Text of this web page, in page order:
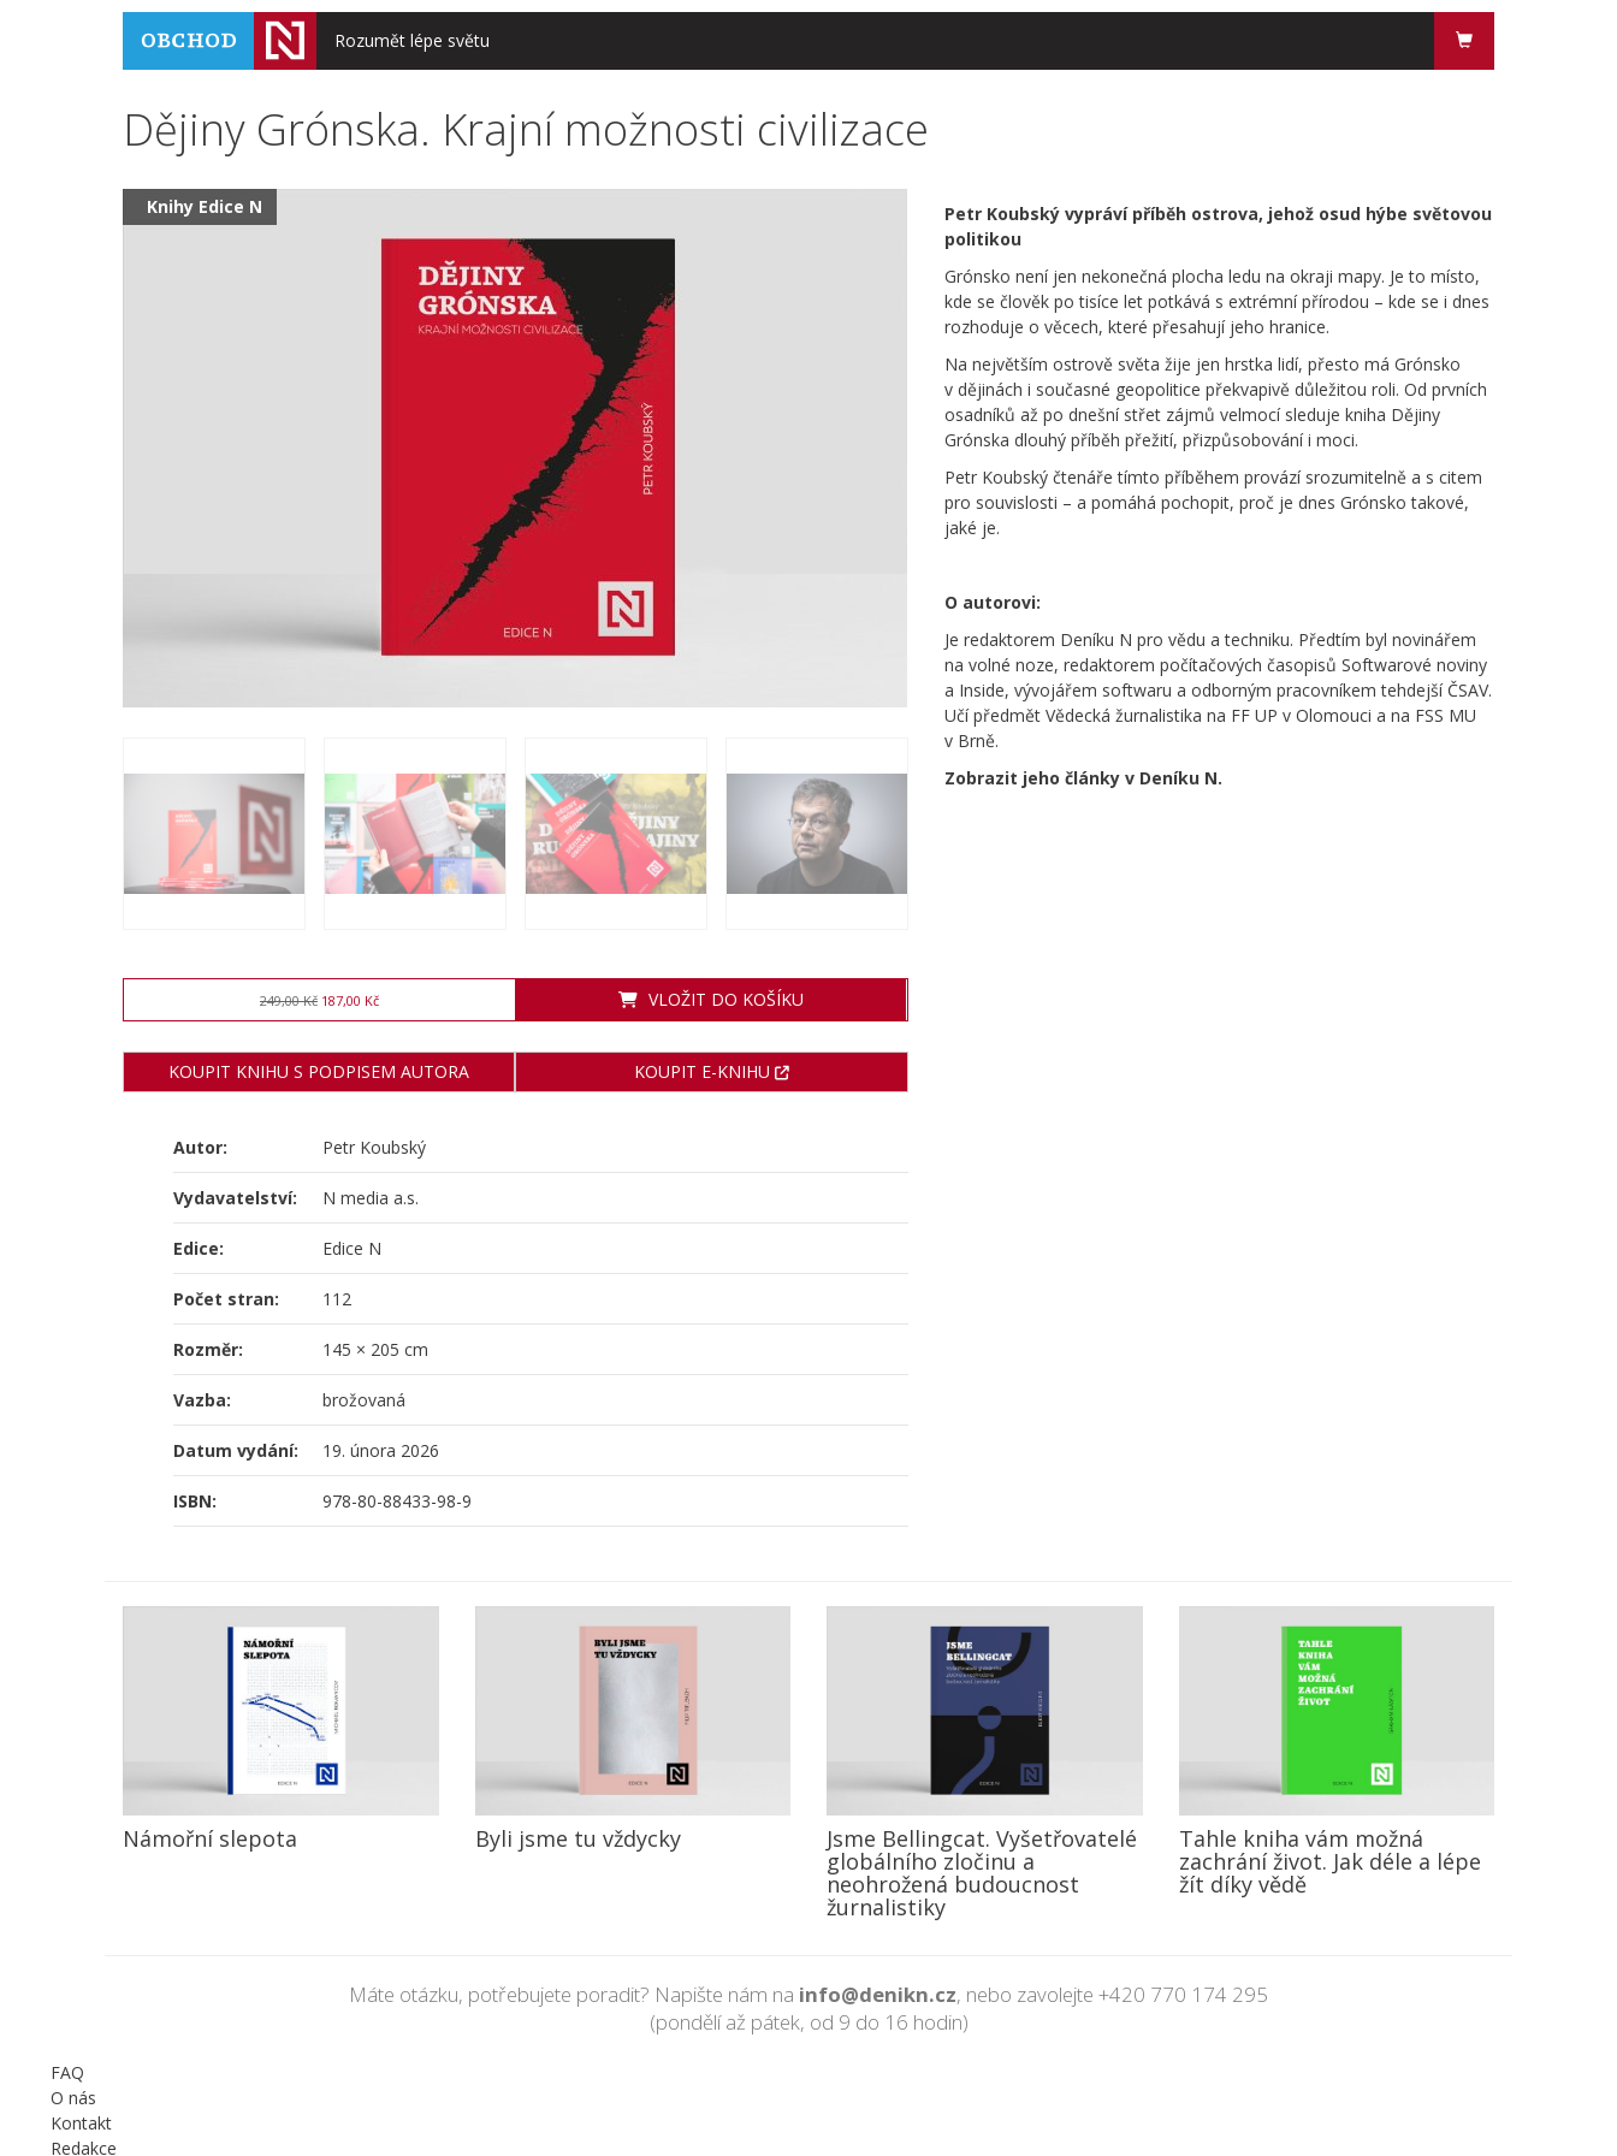
Rozumět lépe světu
Dějiny Grónska. Krajní možnosti civilizace
Knihy Edice N
249,00 Kč 187,00 Kč VLOŽIT DO KOŠÍKU
KOUPIT KNIHU S PODPISEM AUTORA KOUPIT E-KNIHU
Autor: Petr Koubský
Vydavatelství: N media a.s.
Edice: Edice N
Počet stran: 112
Rozměr: 145 × 205 cm
Vazba: brožovaná
Datum vydání: 19. února 2026
ISBN: 978-80-88433-98-9
Petr Koubský vypráví příběh ostrova, jehož osud hýbe světovou
politikou
Grónsko není jen nekonečná plocha ledu na okraji mapy. Je to místo,
kde se člověk po tisíce let potkává s extrémní přírodou – kde se i dnes
rozhoduje o věcech, které přesahují jeho hranice.
Na největším ostrově světa žije jen hrstka lidí, přesto má Grónsko
v dějinách i současné geopolitice překvapivě důležitou roli. Od prvních
osadníků až po dnešní střet zájmů velmocí sleduje kniha Dějiny
Grónska dlouhý příběh přežití, přizpůsobování i moci.
Petr Koubský čtenáře tímto příběhem provází srozumitelně a s citem
pro souvislosti – a pomáhá pochopit, proč je dnes Grónsko takové,
jaké je.
O autorovi:
Je redaktorem Deníku N pro vědu a techniku. Předtím byl novinářem
na volné noze, redaktorem počítačových časopisů Softwarové noviny
a Inside, vývojářem softwaru a odborným pracovníkem tehdejší ČSAV.
Učí předmět Vědecká žurnalistika na FF UP v Olomouci a na FSS MU
v Brně.
Zobrazit jeho články v Deníku N.
Námořní slepota Byli jsme tu vždycky Jsme Bellingcat. Vyšetřovatelé
globálního zločinu a
neohrožená budoucnost
žurnalistiky
Tahle kniha vám možná
zachrání život. Jak déle a lépe
žít díky vědě
Máte otázku, potřebujete poradit? Napište nám na info@denikn.cz, nebo zavolejte +420 770 174 295
(pondělí až pátek, od 9 do 16 hodin)
FAQ
O nás
Kontakt
Redakce